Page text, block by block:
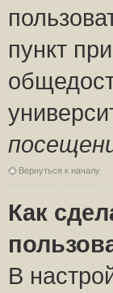
пункт
Вернуться к началу
Как
В